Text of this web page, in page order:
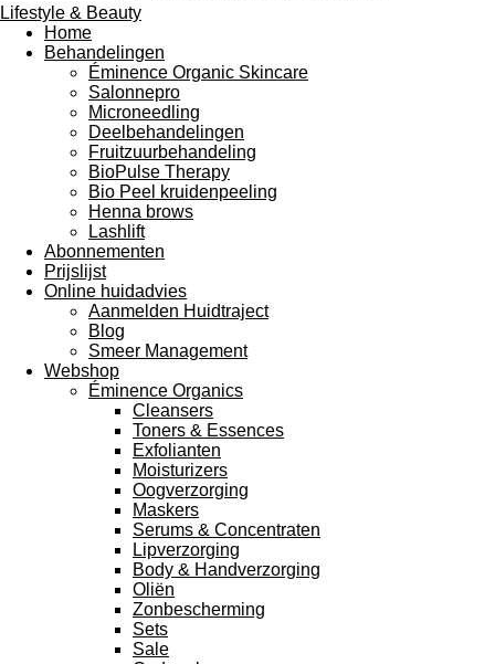
Lifestyle & Beauty
Home
Behandelingen
Éminence Organic Skincare
Salonnepro
Microneedling
Deelbehandelingen
Fruitzuurbehandeling
BioPulse Therapy
Bio Peel kruidenpeeling
Henna brows
Lashlift
Abonnementen
Prijslijst
Online huidadvies
Aanmelden Huidtraject
Blog
Smeer Management
Webshop
Éminence Organics
Cleansers
Toners & Essences
Exfolianten
Moisturizers
Oogverzorging
Maskers
Serums & Concentraten
Lipverzorging
Body & Handverzorging
Oliën
Zonbescherming
Sets
Sale